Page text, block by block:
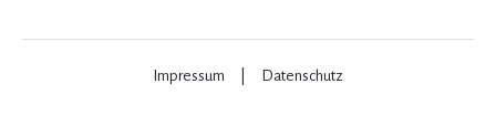
Impressum Datenschutz